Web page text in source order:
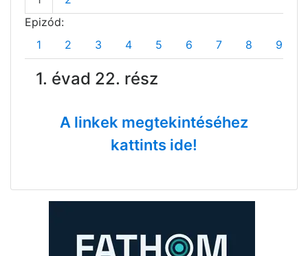
Epizód:
1
2 3 4 5 6 7 8 9
1. évad 22. rész
A linkek megtekintéséhez
kattints ide!